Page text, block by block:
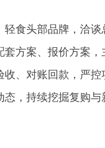
食头部品牌，洽
方案、报价方案
、对账回款，严控
，持续挖掘复购